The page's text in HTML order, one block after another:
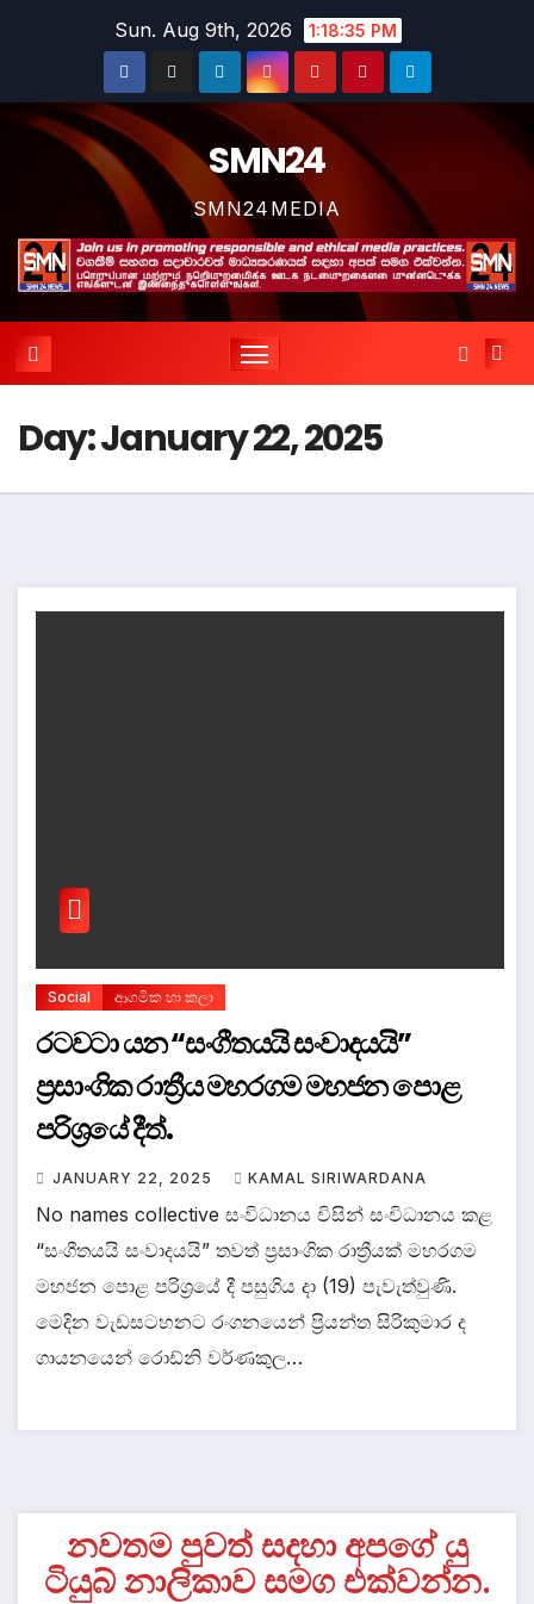
Sun. Aug 9th, 2026 1:18:35 PM
SMN24
SMN24MEDIA
Day:January 22, 2025
Social ආගමික හා කලා
රටවටා යන “සංගීතයයි සංවාදයයි”
ප්‍රසාංගික රාත්‍රීය මහරගම මහජන පොළ
පරිශ්‍රයේ දීත්.
JANUARY 22, 2025 KAMAL SIRIWARDANA
No names collective සංවිධානය විසින් සංවිධානය කළ
“සංගීතයයි සංවාදයයි” තවත් ප්‍රසාංගික රාත්‍රීයක් මහරගම
මහජන පොළ පරිශ්‍රයේ දී පසුගිය දා (19) පැවැත්වුණි.
මෙදින වැඩසටහනට රංගනයෙන් ප්‍රියන්ත සිරිකුමාර ද
ගායනයෙන් රොඩ්නි වර්ණකුල…
නවතම පුවත් සදහා අපගේ යු
ටියුබ් නාලිකාව සමග එක්වන්න.